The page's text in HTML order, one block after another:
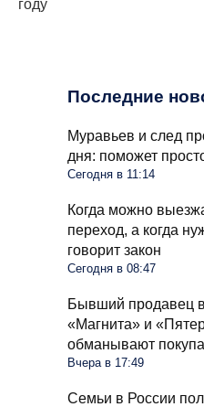
году
Последние
Муравьев и след
дня: поможет
Сегодня в 11:14
Когда можно
переход, а когда
говорит закон
Сегодня в 08:47
Бывший продавец
«Магнита» и
обманывают
Вчера в 17:49
Семьи в России